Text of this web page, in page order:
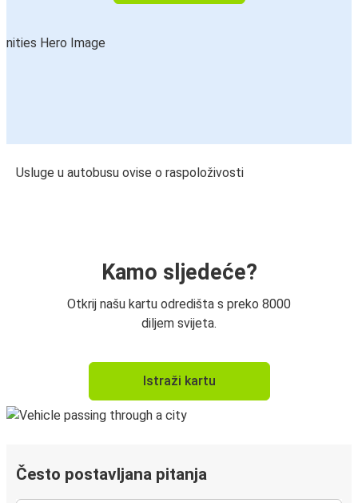
Usluge u autobusu ovise o raspoloživosti
Kamo sljedeće?
Otkrij našu kartu odredišta s preko 8000
diljem svijeta.
Istraži kartu
Često postavljana pitanja